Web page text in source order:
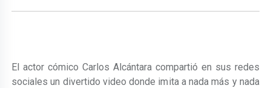
El actor cómico Carlos Alcántara compartió en sus redes
sociales un divertido video donde imita a nada más y nada